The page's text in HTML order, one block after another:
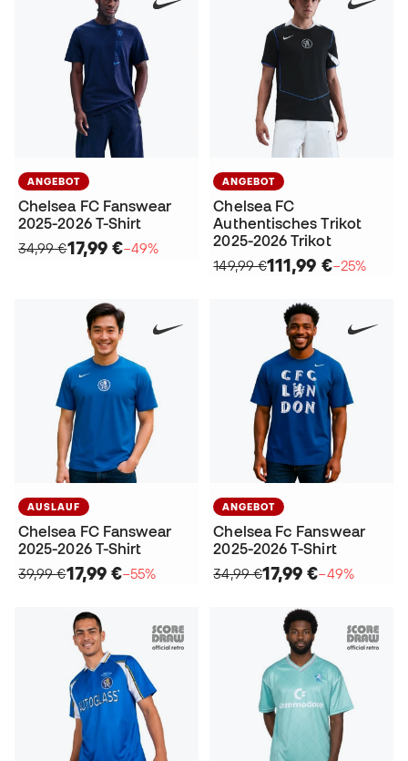
ANGEBOT
Chelsea FC Fanswear
2025-2026 T-Shirt
34,99 €17,99 €−49%
ANGEBOT
Chelsea FC
Authentisches Trikot
2025-2026 Trikot
149,99 €111,99 €−25%
AUSLAUF
Chelsea FC Fanswear
2025-2026 T-Shirt
39,99 €17,99 €−55%
ANGEBOT
Chelsea Fc Fanswear
2025-2026 T-Shirt
34,99 €17,99 €−49%